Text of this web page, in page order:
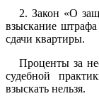
2. Закон «О
взыскание
сдачи квартиры.
Проценты за
судебной
взыскать нельзя.